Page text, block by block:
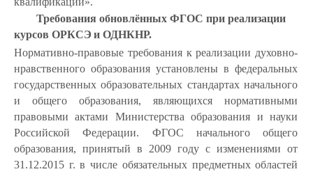
Требования обновлённых ФГОС при реализации
курсов ОРКСЭ иОДНКНР.
Нормативно-правовые требования к реализации духовно-
нравственного образования установлены в федеральных
государственных образовательных стандартах начального
и общего образования, являющихся нормативными
правовыми актами Министерства образования и науки
Российской Федерации. ФГОС начального общего
образования, принятый в 2009 году с изменениями от
31.12.2015 г. в числе обязательных предметных областей